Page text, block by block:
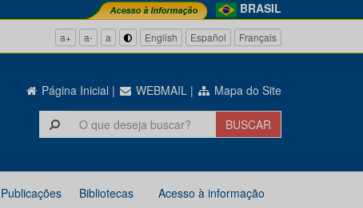
BRASIL
a+ a- a English Español Français
Página Inicial | WEBMAIL | Mapa do Site
Publicações Bibliotecas Acesso à informação